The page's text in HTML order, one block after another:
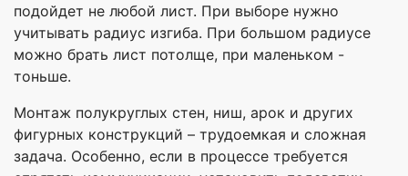
подойдет не любой лист. При выборе нужно
учитывать радиус изгиба. При большом радиусе
можно брать лист потолще, при маленьком -
тоньше.
Монтаж полукруглых стен, ниш, арок и других
фигурных конструкций – трудоемкая и сложная
задача. Особенно, если в процессе требуется